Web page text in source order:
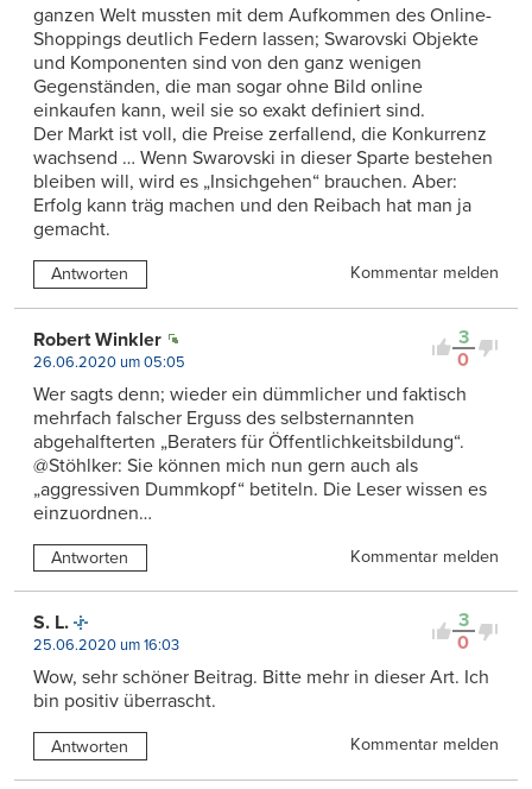
ganzen Welt mussten mit dem Aufkommen des Online-
Shoppings deutlich Federn lassen; Swarovski Objekte
und Komponenten sind von den ganz wenigen
Gegenständen, die man sogar ohne Bild online
einkaufen kann, weil sie so exakt definiert sind.
Der Markt ist voll, die Preise zerfallend, die Konkurrenz
wachsend … Wenn Swarovski in dieser Sparte bestehen
bleiben will, wird es „Insichgehen“ brauchen. Aber:
Erfolg kann träg machen und den Reibach hat man ja
gemacht.
Antworten Kommentar melden
3
0
Robert Winkler
26.06.2020 um 05:05
Wer sagts denn; wieder ein dümmlicher und faktisch
mehrfach falscher Erguss des selbsternannten
abgehalfterten „Beraters für Öffentlichkeitsbildung“.
@Stöhlker: Sie können mich nun gern auch als
„aggressiven Dummkopf“ betiteln. Die Leser wissen es
einzuordnen…
Antworten Kommentar melden
3
0
S. L.
25.06.2020 um 16:03
Wow, sehr schöner Beitrag. Bitte mehr in dieser Art. Ich
bin positiv überrascht.
Antworten Kommentar melden